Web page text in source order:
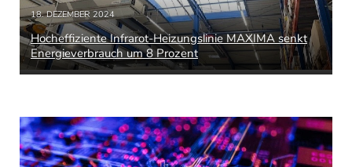
18. DEZEMBER 2024
Hocheffiziente Infrarot-Heizungslinie MAXIMA senkt
Energieverbrauch um 8 Prozent